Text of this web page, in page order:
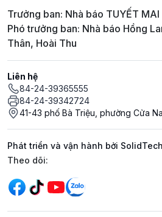
Trưởng ban: Nhà báo TUYẾT MAI
Phó trưởng ban: Nhà báo Hồng
Thân, Hoài Thu
Liên hệ
84-24-39365555
84-24-39342724
41-43 phố Bà Triệu, phường Cửa
Phát triển và vận hành bởi SolidTech
Mạng xã hội
Theo dõi: